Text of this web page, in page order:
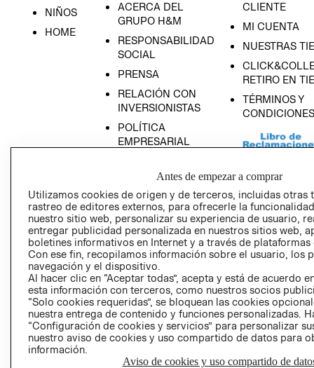
NIÑOS
HOME
ACERCA DEL
GRUPO H&M
RESPONSABILIDAD
SOCIAL
PRENSA
RELACIÓN CON
INVERSIONISTAS
POLÍTICA
EMPRESARIAL
CLIENTE
MI CUENTA
NUESTRAS
RETIRO EN
TÉRMINOS Y
CONDICIONES
AVISO DE
PRIVACIDAD
GIFT CARD
AVISO DE
Antes de empezar a comprar
Utilizamos cookies de origen y de terceros, incluidas otras
rastreo de editores externos, para ofrecerle la
nuestro sitio web, personalizar su experiencia de usuario,
entregar publicidad personalizada en nuestros sitios web,
boletines informativos en Internet y a través de plataformas
Con ese fin, recopilamos información sobre el usuario, los
navegación y el dispositivo.
Al hacer clic en “Aceptar todas”, acepta y está de acuerdo
esta información con terceros, como nuestros socios
“Solo cookies requeridas”, se bloquean las cookies
nuestra entrega de contenido y funciones personalizadas.
“Configuración de cookies y servicios” para personalizar
nuestro aviso de cookies y uso compartido de datos para
información.
Aviso de cookies y uso compartido de